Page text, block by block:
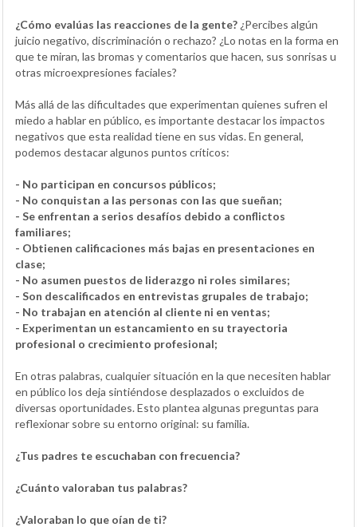
¿Cómo evalúas las reacciones de la gente? ¿Percibes algún
juicio negativo, discriminación o rechazo? ¿Lo notas en la forma en
que te miran, las bromas y comentarios que hacen, sus sonrisas u
otras microexpresiones faciales?
Más allá de las dificultades que experimentan quienes sufren el
miedo a hablar en público, es importante destacar los impactos
negativos que esta realidad tiene en sus vidas. En general,
podemos destacar algunos puntos críticos:
- No participan en concursos públicos;
- No conquistan a las personas con las que sueñan;
- Se enfrentan a serios desafíos debido a conflictos
familiares;
- Obtienen calificaciones más bajas en presentaciones en
clase;
- No asumen puestos de liderazgo ni roles similares;
- Son descalificados en entrevistas grupales de trabajo;
- No trabajan en atención al cliente ni en ventas;
- Experimentan un estancamiento en su trayectoria
profesional o crecimiento profesional;
En otras palabras, cualquier situación en la que necesiten hablar
en público los deja sintiéndose desplazados o excluidos de
diversas oportunidades. Esto plantea algunas preguntas para
reflexionar sobre su entorno original: su familia.
¿Tus padres te escuchaban con frecuencia?
¿Cuánto valoraban tus palabras?
¿Valoraban lo que oían de ti?